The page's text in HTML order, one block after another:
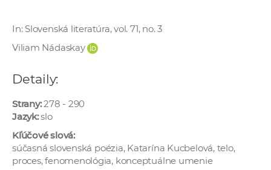
c
In: Slovenská literatúra, vol. 71, no. 3
Viliam Nádaskay
Detaily:
Strany:278 - 290
Jazyk:slo
Kľúčové slová:
súčasná slovenská poézia, Katarína Kucbelová, telo,
proces, fenomenológia, konceptuálne umenie